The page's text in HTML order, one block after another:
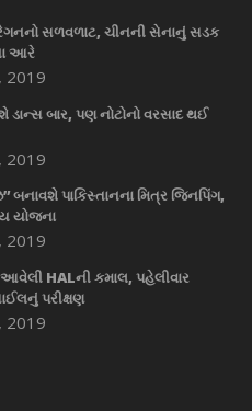
સળવળાટ, ચીનની સેનાનું સડક
આરે
2019
બાર, પણ નોટોનો વરસાદ થઈ
2019
બનાવશે પાકિસ્તાનના મિત્ર જિનપિંગ,
યોજના
2019
આવેલી HALની કમાલ, પહેલીવાર
પરીક્ષણ
2019